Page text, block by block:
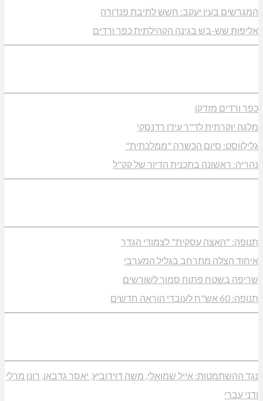
המגרשים בעין יעקב: חשש לתיבת פנדורה
אליפות שש-בש בגינה הקהילתית כפר ורדים
כפר ורדים מזדקן
מלגה יוקרתית לד"ר עידן רדנסקי
גלילווסט: סיום הכשרה "ממלכתית"
נהריה: ראשונה בתכנית הדיור של קק"ל
תנופה: "האצה עסקית" לצמודי הגדר
איחוד הצלה מתרחב בגליל המערבי
שריפה בשטח פתוח סמוך לשורשים
תנופה: 60 אש"ח לעובדי הוראה חדשים
נגד ההשתמטות: אייל שמואלי, משה דוידוביץ, יאסר גדבאן, רונן מרלי
ודני עברי